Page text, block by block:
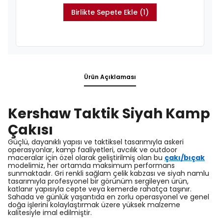
Birlikte Sepete Ekle (1)
Ürün Açıklaması
Kershaw Taktik Siyah Kamp
Çakısı
Güçlü, dayanıklı yapısı ve taktiksel tasarımıyla askeri
operasyonlar, kamp faaliyetleri, avcılık ve outdoor
maceralar için özel olarak geliştirilmiş olan bu çakı/bıçak
modelimiz, her ortamda maksimum performans
sunmaktadır. Gri renkli sağlam çelik kabzası ve siyah namlu
tasarımıyla profesyonel bir görünüm sergileyen ürün,
katlanır yapısıyla cepte veya kemerde rahatça taşınır.
Sahada ve günlük yaşantıda en zorlu operasyonel ve genel
doğa işlerini kolaylaştırmak üzere yüksek malzeme
kalitesiyle imal edilmiştir.